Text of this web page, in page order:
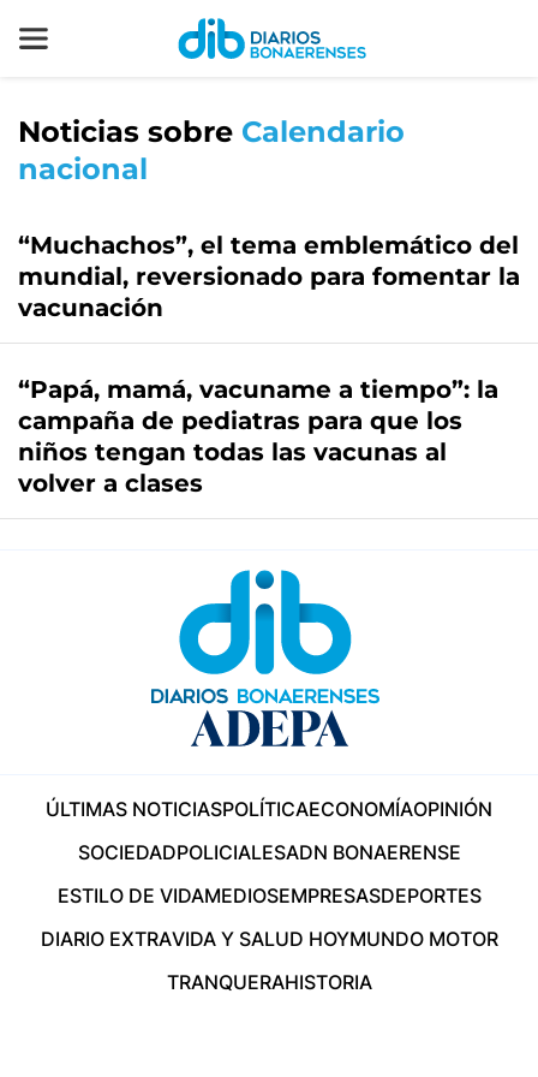
Noticias sobre Calendario
nacional
“Muchachos”, el tema emblemático del
mundial, reversionado para fomentar la
vacunación
“Papá, mamá, vacuname a tiempo”: la
campaña de pediatras para que los
niños tengan todas las vacunas al
volver a clases
ÚLTIMAS NOTICIASPOLÍTICAECONOMÍAOPINIÓN
SOCIEDADPOLICIALESADN BONAERENSE
ESTILO DE VIDAMEDIOSEMPRESASDEPORTES
DIARIO EXTRAVIDA Y SALUD HOYMUNDO MOTOR
TRANQUERAHISTORIA